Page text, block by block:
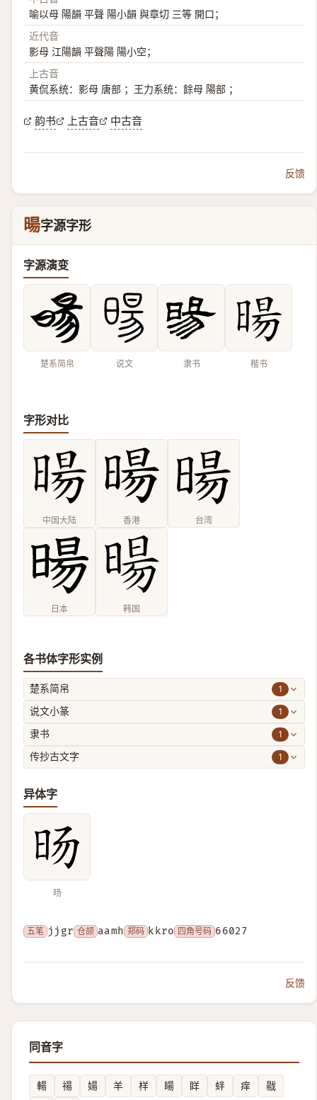
喻以母 陽韻 平聲 陽小韻 與章切 三等 開口；
近代音
影母 江陽韻 平聲陽 陽小空；
上古音
黄侃系统：影母 唐部 ；王力系统：餘母 陽部 ；
韵书 上古音 中古音
反馈
暘字源字形
字源演变
楚系简帛 说文 隶书 楷书
字形对比
中国大陆 香港 台湾
日本 韩国
各书体字形实例
楚系简帛 1
说文小篆 1
隶书 1
传抄古文字 1
异体字
旸
五笔 jjgr 仓颉 aamh 郑码 kkro 四角号码 66027
反馈
同音字
輰 禓 婸 羊 样 䁑 眻 䖹 痒
㦹